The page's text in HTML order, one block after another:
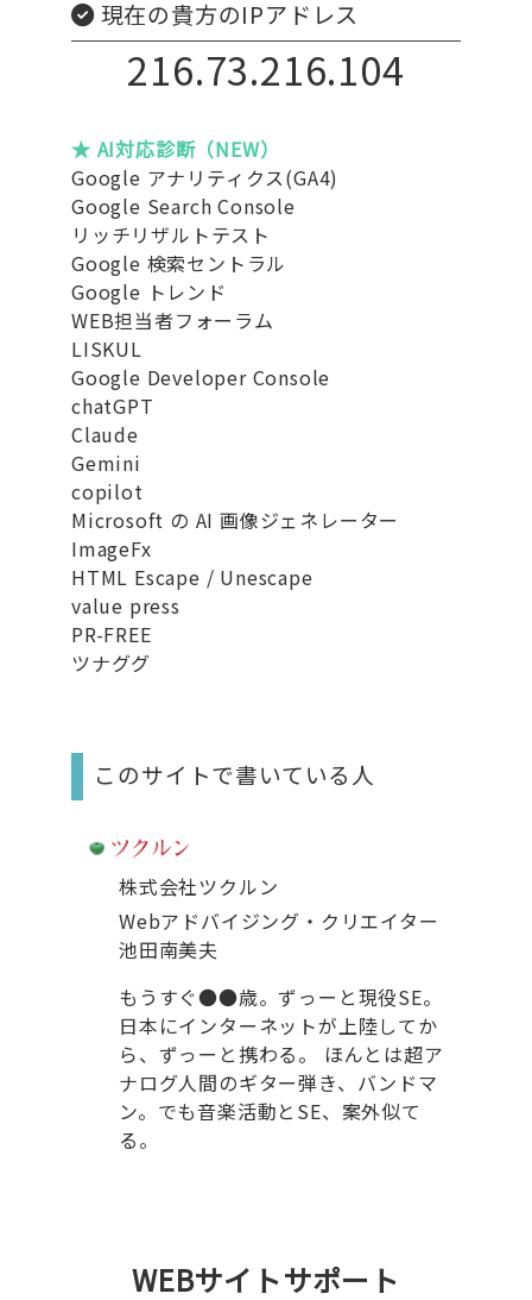
現在の貴方のIPアドレス
216.73.216.104
★ AI対応診断（NEW）
Google アナリティクス(GA4)
Google Search Console
リッチリザルトテスト
Google 検索セントラル
Google トレンド
WEB担当者フォーラム
LISKUL
Google Developer Console
chatGPT
Claude
Gemini
copilot
Microsoft の AI 画像ジェネレーター
ImageFx
HTML Escape / Unescape
value press
PR-FREE
ツナググ
このサイトで書いている人
株式会社ツクルン
Webアドバイジング・クリエイター
池田南美夫
もうすぐ●●歳。ずっーと現役SE。
日本にインターネットが上陸してか
ら、ずっーと携わる。 ほんとは超ア
ナログ人間のギター弾き、バンドマ
ン。でも音楽活動とSE、案外似て
る。
WEBサイトサポート